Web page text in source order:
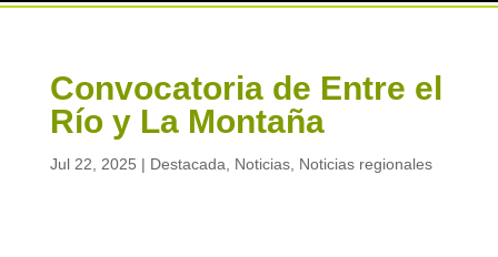
Convocatoria de Entre el
Río y La Montaña
Jul 22, 2025 | Destacada Noticias, Noticias regionales